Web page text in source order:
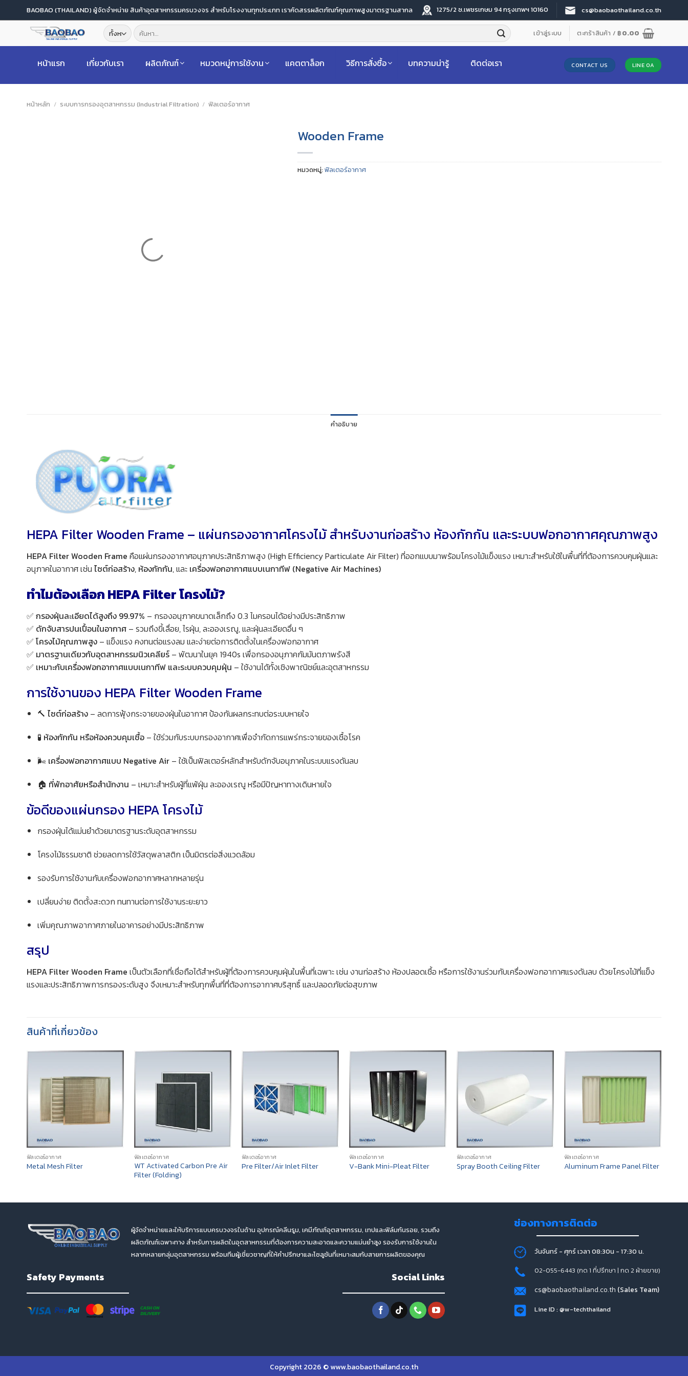
ไป
เนื้อหา
BAOBAO (THAILAND) ผู้จัดจำหน่าย สินค้าอุตสาหกรรมครบวงจร สำหรับโรงงานทุกประเภท เราคัดสรรผลิตภัณฑ์คุณภาพสูงมาตรฐานสากล 1275/2 ซ.เพชรเกษม 94 กรุงเทพฯ 10160 cs@baobaothailand.co.th
ค้นหา: เข้าสู่ระบบ ตะกร้าสินค้า /฿0.00
หน้าแรก เกี่ยวกับเรา ผลิตภัณฑ์ หมวดหมู่การใช้งาน แคตตาล็อก วิธีการสั่งซื้อ บทความน่ารู้ ติดต่อเรา CONTACT US LINE OA
หน้าหลัก / ระบบการกรองอุตสาหกรรม (Industrial Filtration) / ฟิลเตอร์อากาศ
Wooden Frame
หมวดหมู่:ฟิลเตอร์อากาศ
คำอธิบาย
HEPA Filter Wooden Frame – แผ่นกรองอากาศโครงไม้ สำหรับงานก่อสร้าง ห้องกักกัน และระบบฟอกอากาศคุณภาพสูง
HEPA Filter Wooden Frame คือแผ่นกรองอากาศอนุภาคประสิทธิภาพสูง (High Efficiency Particulate Air Filter) ที่ออกแบบมาพร้อมโครงไม้แข็งแรง เหมาะสำหรับใช้ในพื้นที่ที่ต้องการควบคุมฝุ่นและ
อนุภาคในอากาศ เช่น ไซต์ก่อสร้าง, ห้องกักกัน, และ เครื่องฟอกอากาศแบบเนกาทีฟ (Negative Air Machines)
ทำไมต้องเลือก HEPA Filter โครงไม้?
✅ กรองฝุ่นละเอียดได้สูงถึง 99.97% – กรองอนุภาคขนาดเล็กถึง 0.3 ไมครอนได้อย่างมีประสิทธิภาพ
✅ ดักจับสารปนเปื้อนในอากาศ – รวมถึงขี้เลื่อย, ไรฝุ่น, ละอองเรณู, และฝุ่นละเอียดอื่น ๆ
✅ โครงไม้คุณภาพสูง – แข็งแรง คงทนต่อแรงลม และง่ายต่อการติดตั้งในเครื่องฟอกอากาศ
✅ มาตรฐานเดียวกับอุตสาหกรรมนิวเคลียร์ – พัฒนาในยุค 1940s เพื่อกรองอนุภาคกัมมันตภาพรังสี
✅ เหมาะกับเครื่องฟอกอากาศแบบเนกาทีฟ และระบบควบคุมฝุ่น – ใช้งานได้ทั้งเชิงพาณิชย์และอุตสาหกรรม
การใช้งานของ HEPA Filter Wooden Frame
🔨 ไซต์ก่อสร้าง– ลดการฟุ้งกระจายของฝุ่นในอากาศ ป้องกันผลกระทบต่อระบบหายใจ
🧪 ห้องกักกัน หรือห้องควบคุมเชื้อ– ใช้ร่วมกับระบบกรองอากาศเพื่อจำกัดการแพร่กระจายของเชื้อโรค
🌬️ เครื่องฟอกอากาศแบบ Negative Air– ใช้เป็นฟิลเตอร์หลักสำหรับดักจับอนุภาคในระบบแรงดันลบ
🏠 ที่พักอาศัยหรือสำนักงาน – เหมาะสำหรับผู้ที่แพ้ฝุ่น ละอองเรณู หรือมีปัญหาทางเดินหายใจ
ข้อดีของแผ่นกรอง HEPA โครงไม้
กรองฝุ่นได้แม่นยำด้วยมาตรฐานระดับอุตสาหกรรม
โครงไม้ธรรมชาติ ช่วยลดการใช้วัสดุพลาสติก เป็นมิตรต่อสิ่งแวดล้อม
รองรับการใช้งานกับเครื่องฟอกอากาศหลากหลายรุ่น
เปลี่ยนง่าย ติดตั้งสะดวก ทนทานต่อการใช้งานระยะยาว
เพิ่มคุณภาพอากาศภายในอาคารอย่างมีประสิทธิภาพ
สรุป
HEPA Filter Wooden Frame เป็นตัวเลือกที่เชื่อถือได้สำหรับผู้ที่ต้องการควบคุมฝุ่นในพื้นที่เฉพาะ เช่น งานก่อสร้าง ห้องปลอดเชื้อ หรือการใช้งานร่วมกับเครื่องฟอกอากาศแรงดันลบ ด้วยโครงไม้ที่แข็ง
แรงและประสิทธิภาพการกรองระดับสูง จึงเหมาะสำหรับทุกพื้นที่ที่ต้องการอากาศบริสุทธิ์ และปลอดภัยต่อสุขภาพ
สินค้าที่เกี่ยวข้อง
ฟิลเตอร์อากาศ
Metal Mesh Filter
ฟิลเตอร์อากาศ
WT Activated Carbon Pre Air
Filter (Folding)
ฟิลเตอร์อากาศ
Pre Filter/Air Inlet Filter
ฟิลเตอร์อากาศ
V-Bank Mini-Pleat Filter
ฟิลเตอร์อากาศ
Spray Booth Ceiling Filter
ฟิลเตอร์อากาศ
Aluminum Frame Panel Filter
ผู้จัดจำหน่ายและให้บริการแบบครบวงจรในด้าน อุปกรณ์คลีนรูม, เคมีภัณฑ์อุตสาหกรรม, เทปและฟิล์มกันรอย, รวมถึง
ผลิตภัณฑ์เฉพาะทาง สำหรับการผลิตในอุตสาหกรรมที่ต้องการความสะอาดและความแม่นยำสูง รองรับการใช้งานใน
หลากหลายกลุ่มอุตสาหกรรม พร้อมทีมผู้เชี่ยวชาญที่ให้คำปรึกษาและโซลูชันที่เหมาะสมกับสายการผลิตของคุณ
Safety Payments Social Links
ช่องทางการติดต่อ
วันจันทร์ - ศุกร์ เวลา 08:30น - 17:30 น.
02-055-6443 (กด 1 ที่ปรึกษา | กด 2 ฝ่ายขาย)
cs@baobaothailand.co.th (Sales Team)
Line ID : @w-techthailand
Copyright 2026 © www.baobaothailand.co.th